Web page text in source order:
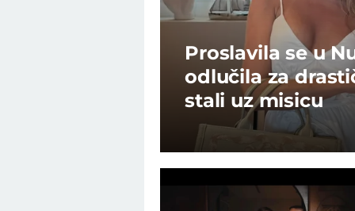
Proslavila se u
odlučila za
stali uz misicu